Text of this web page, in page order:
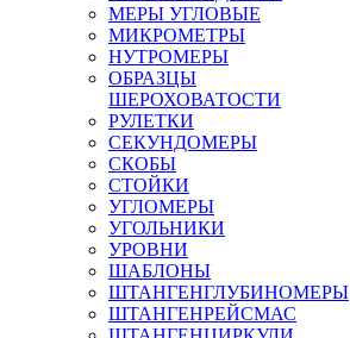
МЕРЫ УГЛОВЫЕ
МИКРОМЕТРЫ
НУТРОМЕРЫ
ОБРАЗЦЫ
ШЕРОХОВАТОСТИ
РУЛЕТКИ
СЕКУНДОМЕРЫ
СКОБЫ
СТОЙКИ
УГЛОМЕРЫ
УГОЛЬНИКИ
УРОВНИ
ШАБЛОНЫ
ШТАНГЕНГЛУБИНОМЕРЫ
ШТАНГЕНРЕЙСМАС